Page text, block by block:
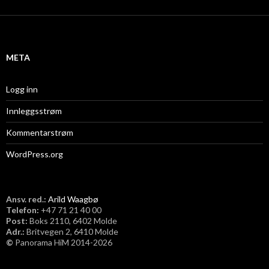
i
META
Logg inn
Innleggsstrøm
Kommentarstrøm
WordPress.org
Ansv. red.: Arild Waagbø
Telefon: ​+47 71 21 40 00
Post: Boks 2110, 6402 Molde
Adr.: Britvegen 2, 6410 Molde
© Panorama HiM 2014-2026